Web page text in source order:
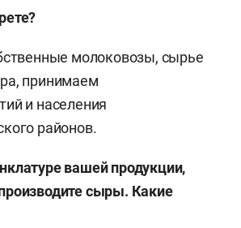
молоковозы, сырье
принимаем
и населения
районов.
вашей продукции,
сыры. Какие